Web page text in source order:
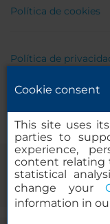
Política de cookies
Política de
Cookie consent
This site uses
parties to
experience,
content relating
statistical
change your
information in